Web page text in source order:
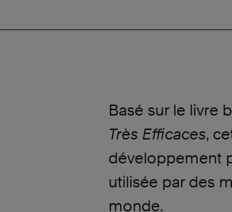
Basé sur le livre
Très Efficaces,
développement
utilisée par des
monde.